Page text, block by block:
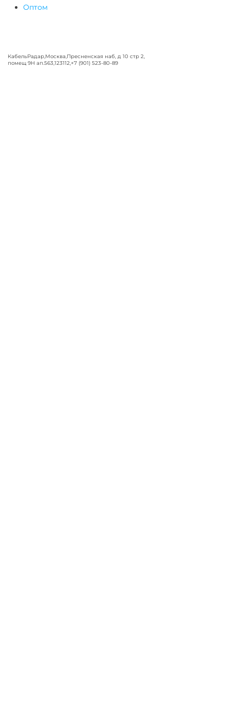
Оптом
КабельРадар Москва Пресненская наб, д 10 стр 2,
помещ 9Н ап.563 123112 +7 (901) 523-80-89